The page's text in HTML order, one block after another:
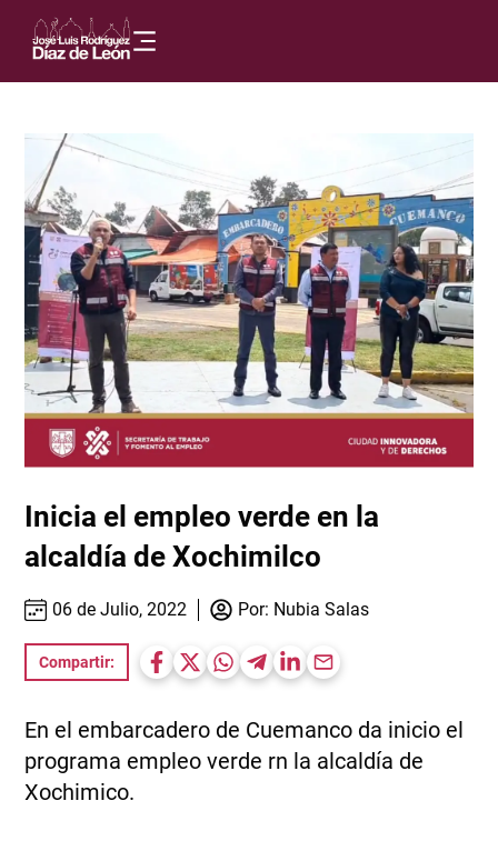
Inicia el empleo verde en la
alcaldía de Xochimilco
06 de Julio, 2022 Por: Nubia Salas
Compartir:
En el embarcadero de Cuemanco da inicio el
programa empleo verde rn la alcaldía de
Xochimico.